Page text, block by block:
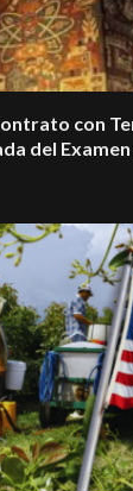
con
del